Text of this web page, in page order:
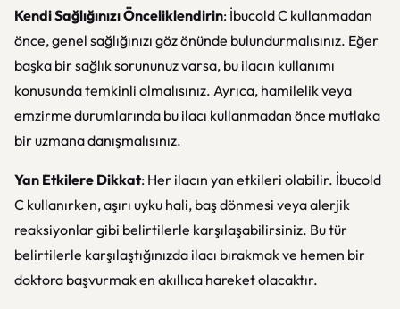
Kendi Sağlığınızı Önceliklendirin: İbucold C kullanmadan
önce, genel sağlığınızı göz önünde bulundurmalısınız. Eğer
başka bir sağlık sorununuz varsa, bu ilacın kullanımı
konusunda temkinli olmalısınız. Ayrıca, hamilelik veya
emzirme durumlarında bu ilacı kullanmadan önce mutlaka
bir uzmana danışmalısınız.
Yan Etkilere Dikkat: Her ilacın yan etkileri olabilir. İbucold
C kullanırken, aşırı uyku hali, baş dönmesi veya alerjik
reaksiyonlar gibi belirtilerle karşılaşabilirsiniz. Bu tür
belirtilerle karşılaştığınızda ilacı bırakmak ve hemen bir
doktora başvurmak en akıllıca hareket olacaktır.